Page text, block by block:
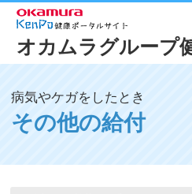
オカムラグループ
病気やケガをしたとき
その他の給付